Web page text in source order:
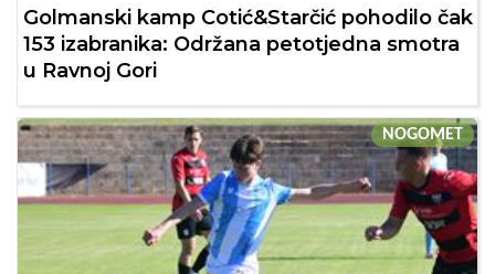
Golmanski kamp Cotić&Starčić pohodilo čak
153 izabranika: Održana petotjedna smotra
u Ravnoj Gori
NOGOMET